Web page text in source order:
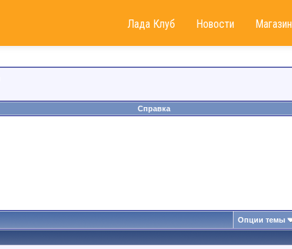
Лада Клуб Новости Магазин
Справка
Опции темы